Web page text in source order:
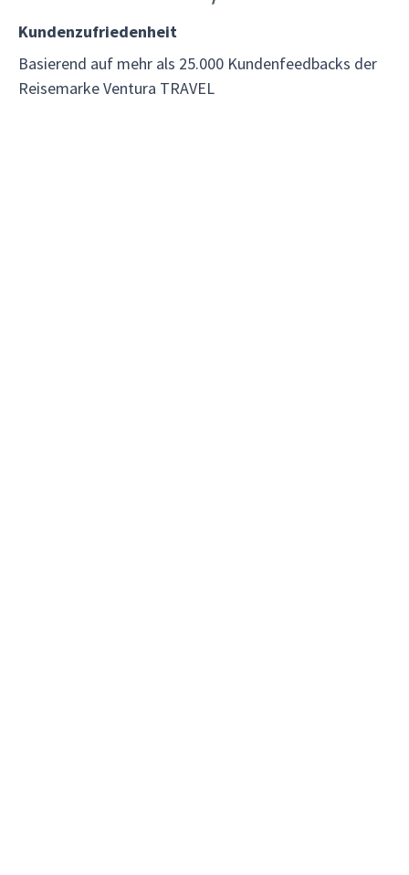
Kundenzufriedenheit
Basierend auf mehr als 25.000 Kundenfeedbacks der
Reisemarke Ventura TRAVEL